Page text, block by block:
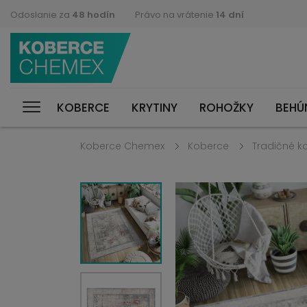
Odoslanie za 48 hodín Právo na vrátenie 14 dní
KOBERCE KRYTINY ROHOŽKY
Koberce Chemex Koberce Tradičné